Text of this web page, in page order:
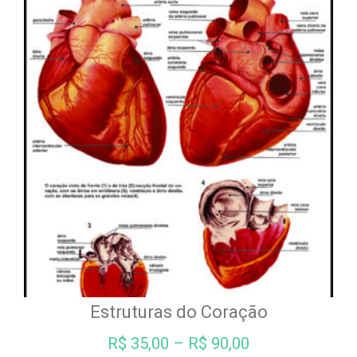
Estruturas do Coração
R$ 35,00 – R$ 90,00